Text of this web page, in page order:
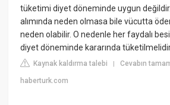
tüketimi diyet döneminde uygun
alımında neden olmasa bile vücutta
neden olabilir. O nedenle her faydalı
diyet döneminde kararında
Kaynak kaldırma talebi |Cevabın
haberturk.com